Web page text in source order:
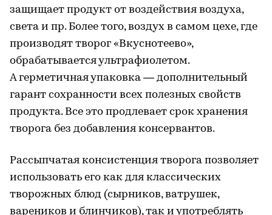
защищает продукт от воздействия воздуха,
света и пр. Более того, воздух в самом цехе, где
производят творог «Вкуснотеево»,
обрабатывается ультрафиолетом.
А герметичная упаковка — дополнительный
гарант сохранности всех полезных свойств
продукта. Все это продлевает срок хранения
творога без добавления консервантов.
Рассыпчатая консистенция творога позволяет
использовать его как для классических
творожных блюд (сырников, ватрушек,
вареников и блинчиков), так и употреблять